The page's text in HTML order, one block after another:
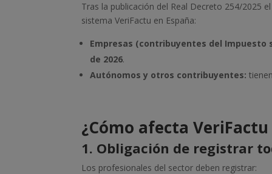
Tras la publicación del Real Decreto 254/2025
sistema VeriFactu en España:
Empresas (contribuyentes del Impuesto
de 2026.
Autónomos y otros contribuyentes:
¿Cómo afecta
1. Obligación de registrar
Los profesionales del sector deben registrar: